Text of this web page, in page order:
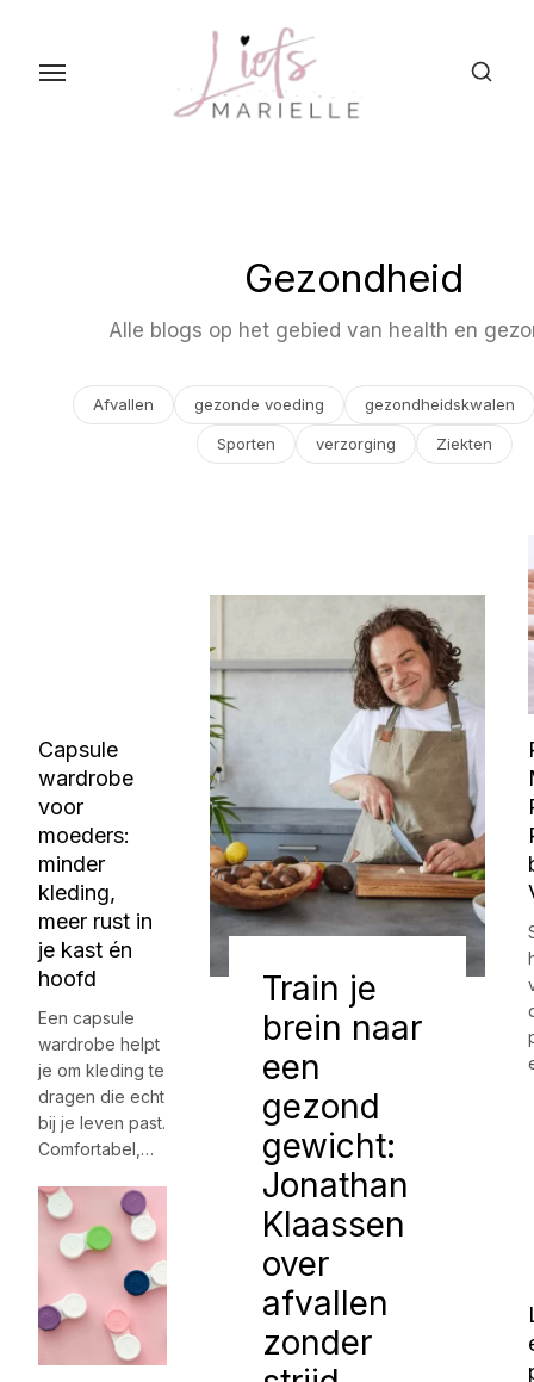
Gezondheid
Alle blogs op het gebied van health en
Afvallen gezonde voeding gezondheidskwalen
Sporten verzorging Ziekten
Capsule
wardrobe
voor
moeders:
minder
kleding,
meer rust in
je kast én
hoofd
Een capsule
wardrobe helpt
je om kleding te
dragen die echt
bij je leven past.
Comfortabel,…
Train je
brein naar
een
gezond
gewicht:
Jonathan
Klaassen
over
afvallen
zonder